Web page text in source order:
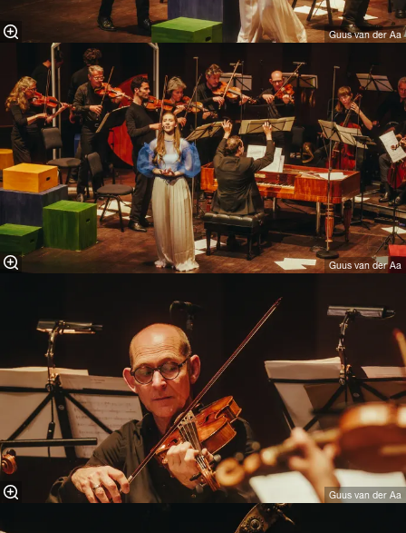
Guus van der Aa
Guus van der Aa
Guus van der Aa